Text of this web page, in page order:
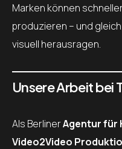
Marken können
produzieren – und
visuell herausragen.
Unsere Arbeit bei
Als BerlinerAgentur für
Video2Video